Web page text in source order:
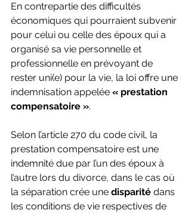
En contrepartie des difficultés
économiques qui pourraient subvenir
pour celui ou celle des époux qui a
organisé sa vie personnelle et
professionnelle en prévoyant de
rester uni(e) pour la vie, la loi offre une
indemnisation appelée « prestation
compensatoire ».
Selon l’article 270 du code civil, la
prestation compensatoire est une
indemnité due par l’un des époux à
l’autre lors du divorce, dans le cas où
la séparation crée une disparité dans
les conditions de vie respectives de